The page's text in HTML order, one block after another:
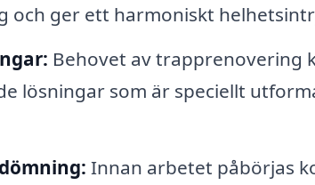
och ger ett harmoniskt
Behovet av trapprenovering
lösningar som är speciellt
Innan arbetet påbörjas